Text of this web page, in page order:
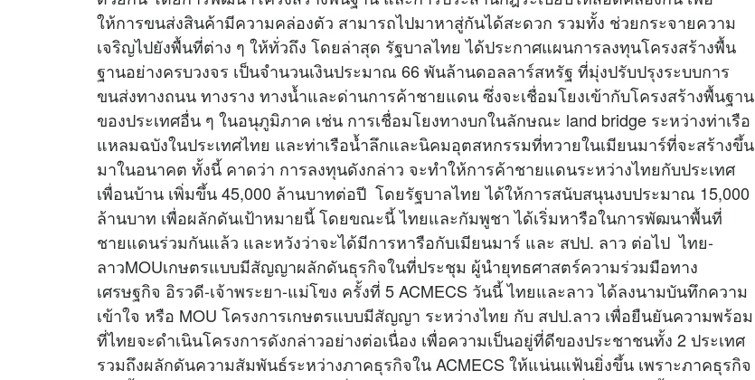
ให้การขนส่งสินค้ามีความคล่องตัว สามารถไปมาหาสู่กันได้สะดวก รวมทั้ง ช่วยกระจายความ
เจริญไปยังพื้นที่ต่าง ๆ ให้ทั่วถึง โดยล่าสุด รัฐบาลไทย ได้ประกาศแผนการลงทุนโครงสร้างพื้น
ฐานอย่างครบวงจร เป็นจำนวนเงินประมาณ 66 พันล้านดอลลาร์สหรัฐ ที่มุ่งปรับปรุงระบบการ
ขนส่งทางถนน ทางราง ทางน้ำและด่านการค้าชายแดน ซึ่งจะเชื่อมโยงเข้ากับโครงสร้างพื้นฐาน
ของประเทศอื่น ๆ ในอนุภูมิภาค เช่น การเชื่อมโยงทางบกในลักษณะ land bridge ระหว่างท่าเรือ
แหลมฉบังในประเทศไทย และท่าเรือน้ำลึกและนิคมอุตสหกรรมที่ทวายในเมียนมาร์ที่จะสร้างขึ้น
มาในอนาคต ทั้งนี้ คาดว่า การลงทุนดังกล่าว จะทำให้การค้าชายแดนระหว่างไทยกับประเทศ
เพื่อนบ้าน เพิ่มขึ้น 45,000 ล้านบาทต่อปี โดยรัฐบาลไทย ได้ให้การสนับสนุนงบประมาณ 15,000
ล้านบาท เพื่อผลักดันเป้าหมายนี้ โดยขณะนี้ ไทยและกัมพูชา ได้เริ่มหารือในการพัฒนาพื้นที่
ชายแดนร่วมกันแล้ว และหวังว่าจะได้มีการหารือกับเมียนมาร์ และ สปป. ลาว ต่อไป ไทย-
ลาวMOUเกษตรแบบมีสัญญาผลักดันธุรกิจในที่ประชุม ผู้นำยุทธศาสตร์ความร่วมมือทาง
เศรษฐกิจ อิรวดี-เจ้าพระยา-แม่โขง ครั้งที่ 5 ACMECS วันนี้ ไทยและลาว ได้ลงนามบันทึกความ
เข้าใจ หรือ MOU โครงการเกษตรแบบมีสัญญา ระหว่างไทย กับ สปป.ลาว เพื่อยืนยันความพร้อม
ที่ไทยจะดำเนินโครงการดังกล่าวอย่างต่อเนื่อง เพื่อความเป็นอยู่ที่ดีของประชาชนทั้ง 2 ประเทศ
รวมถึงผลักดันความสัมพันธ์ระหว่างภาคธุรกิจใน ACMECS ให้แน่นแฟ้นยิ่งขึ้น เพราะภาคธุรกิจ